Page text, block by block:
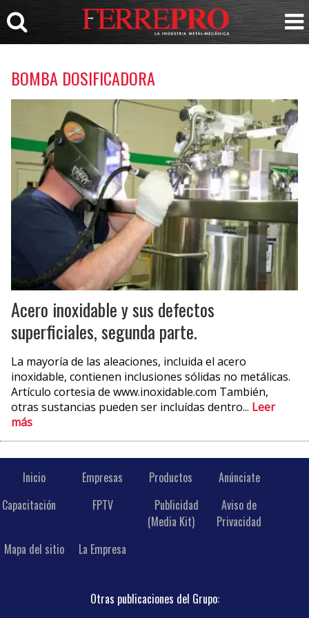
BOMBA DOSIFICADORA
Acero inoxidable y sus defectos
superficiales, segunda parte.
La mayoría de las aleaciones, incluida el acero
inoxidable, contienen inclusiones sólidas no metálicas.
Artículo cortesia de www.inoxidable.com También,
otras sustancias pueden ser incluídas dentro... Leer
más
Inicio Empresas Productos
Anúnciate
Capacitación
FPTV
Publicidad
(Media Kit)
Aviso de
Privacidad
Mapa del sitio
La Empresa
Otras publicaciones del Grupo: